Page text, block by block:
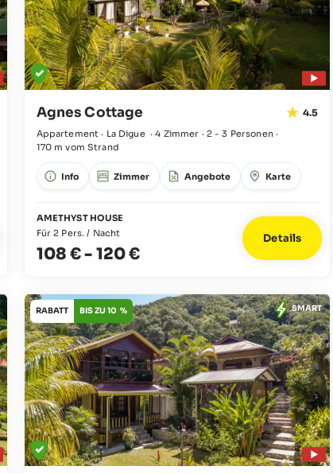
Agnes Cottage 4.5
Appartement · La Digue ·4 Zimmer · 2 - 3 Personen·
170 m vom Strand
Info Zimmer Angebote Karte
AMETHYST HOUSE
Für 2 Pers. / Nacht
108 €- 120 €
Details
RABATT BIS ZU 10 % SMART